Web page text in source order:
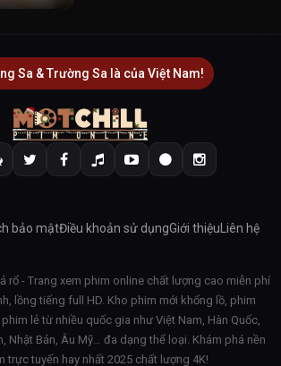
Sa & Trường Sa là của Việt Nam!
bảo mậtĐiều khoản sử dụngGiới thiệuLiên hệ
rổ - Trang xem phim online chất lượng cao miễn phí
lồng tiếng full HD. Kho phim mới khổng lồ, phim
lẻ từ nhiều quốc gia như Việt Nam, Hàn Quốc,
Nhật Bản, Âu Mỹ… đa dạng thể loại. Khám phá nền
trực tuyến hay nhất 2025 chất lượng 4K!